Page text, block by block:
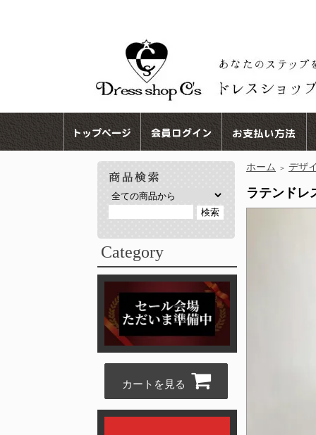
Category
カートを見る
ホーム ＞ デザ
ラテンド